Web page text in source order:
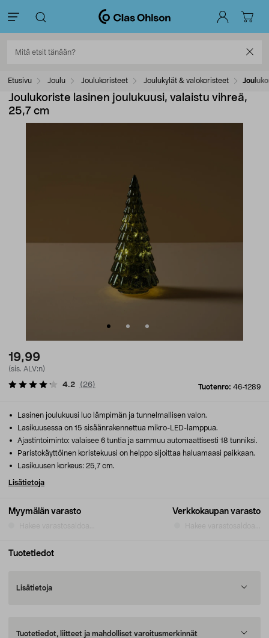
Etusivu Joulu Joulukoristeet Joulukylät & valokoristeet
Joulukoriste lasinen joulukuusi, valaistu vihreä,
25,7 cm
19,99
(sis. ALV:n)
Tuotenro: 46-1289
4.2 ( 26)
Myymälän varasto Verkkokaupan varasto
Lasinen joulukuusi luo lämpimän ja tunnelmallisen valon.
Lasikuusessa on 15 sisäänrakennettua mikro-LED-lamppua.
Ajastintoiminto: valaisee 6 tuntia ja sammuu automaattisesti 18 tunniksi.
Paristokäyttöinen koristekuusi on helppo sijoittaa haluamaasi paikkaan.
Lasikuusen korkeus: 25,7 cm.
Lisätietoja
Tuotetiedot
Lisätietoja
Tuotetiedot, liitteet ja mahdolliset varoitusmerkinnät